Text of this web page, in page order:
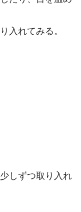
入れてみる。
しずつ取り入れ